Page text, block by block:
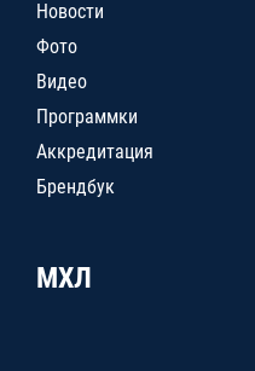
Новости
Фото
Видео
Программки
Аккредитация
Брендбук
МХЛ